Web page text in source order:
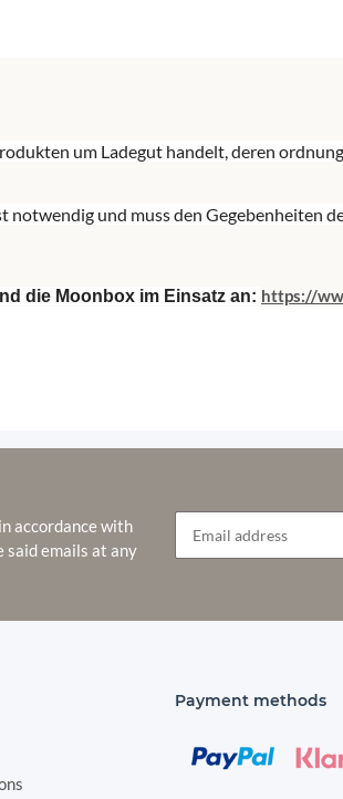
um Ladegut handelt, deren
und muss den Gegebenheiten
die Moonbox im Einsatz an: https://
accordance with
said emails at any
Payment methods